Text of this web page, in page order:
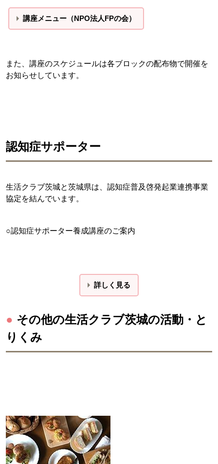
講座メニュー（NPO法人FPの会）
また、講座のスケジュールは各ブロックの配布物で開催を
お知らせしています。
認知症サポーター
生活クラブ茨城と茨城県は、認知症普及啓発起業連携事業
協定を結んでいます。
○認知症サポーター養成講座のご案内
詳しく見る
● その他の生活クラブ茨城の活動・と
りくみ